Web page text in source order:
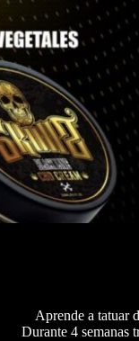
Aprende a tatuar
Durante 4 semanas